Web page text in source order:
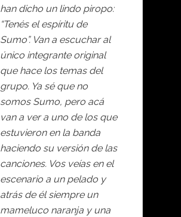
han dicho un lindo piropo:
“Tenés el espíritu de
Sumo”. Van a escuchar al
único integrante original
que hace los temas del
grupo. Ya sé que no
somos Sumo, pero acá
van a ver a uno de los que
estuvieron en la banda
haciendo su versión de las
canciones. Vos veías en el
escenario a un pelado y
atrás de él siempre un
mameluco naranja y una